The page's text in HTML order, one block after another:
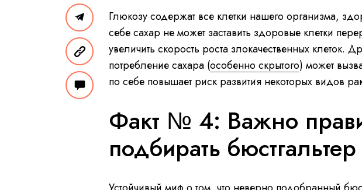
Глюкозу содержат все клетки нашего организма,
себе сахар не может заставить здоровые клетки
увеличить скорость роста злокачественных клеток.
потребление сахара (особенно скрытого) может
по себе повышает риск развития некоторых видов
Факт № 4: Важно
подбирать бюстгальтер